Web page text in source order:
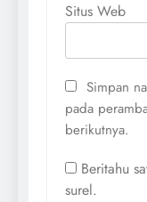
Situs Web
Simpan
pada
berikutnya.
Beritahu
surel.